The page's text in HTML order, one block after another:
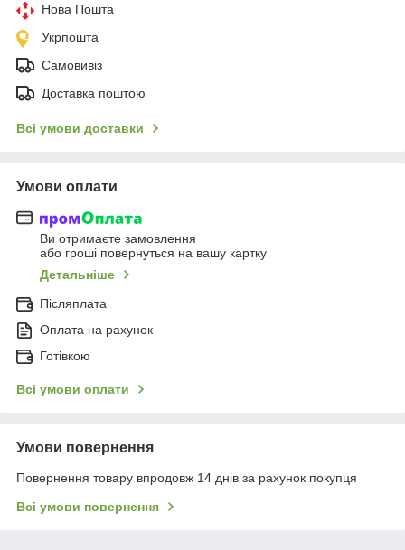
Нова Пошта
Укрпошта
Самовивіз
Доставка поштою
Всі умови доставки
Умови оплати
Ви отримаєте замовлення
або гроші повернуться на вашу картку
Детальніше
Післяплата
Оплата на рахунок
Готівкою
Всі умови оплати
Умови повернення
Повернення товару впродовж 14 днів за рахунок покупця
Всі умови повернення